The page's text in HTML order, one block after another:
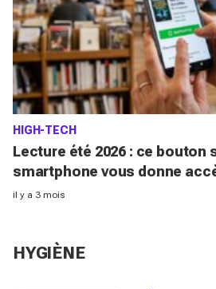
HIGH-TECH
Lecture été 2026 : ce bouton
smartphone vous donne
livres gratuits
il y a 3 mois
HYGIÈNE